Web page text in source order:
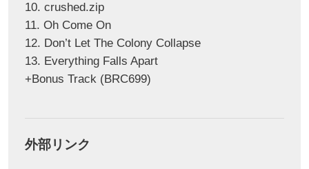
10. crushed.zip
11. Oh Come On
12. Don’t Let The Colony Collapse
13. Everything Falls Apart
+Bonus Track (BRC699)
外部リンク